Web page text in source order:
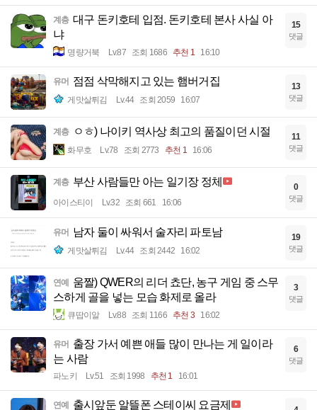
계층 대구 돈키호테 입점. 돈키호테 본사 사실 아
냐
명량거북 Lv.87 조회 1686 추천 1 16:10
15
댓글
유머 점점 삭막해지고 있는 햄버거집
게맛살튀김 Lv.44 조회 2059 16:07
13
댓글
계층 ㅇㅎ) 나이키 역사상 최고의 품질이던 시절
화무호 Lv.78 조회 2773 추천 1 16:06
11
댓글
계층 부산 사람들만 아는 일기장 정체
아이스티이 Lv.32 조회 661 16:06
0
댓글
유머 남자 둘이 싸워서 술자리 파토남
게맛살튀김 Lv.44 조회 2442 16:02
19
댓글
연예
움짤) QWER의 리더 쵸단, 농구 게임 중 스무
스하게 골을 넣는 모습 화제로 올라
큐땁이알 Lv.88 조회 1166 추천 3 16:02
3
댓글
유머 출장 가서 예쁜 애들 많이 만나는 게 일이라
는 사람
파노키 Lv.51 조회 1998 추천 1 16:01
6
댓글
연예 출시앞둔 알뜰폰 스테이씨 요금제